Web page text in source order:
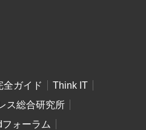
全ガイド
Think IT
ス総合研究所
ォーラム